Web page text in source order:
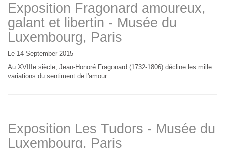
Exposition Fragonard amoureux,
galant et libertin - Musée du
Luxembourg, Paris
Le 14 September 2015
Au XVIIIe siècle, Jean-Honoré Fragonard (1732-1806) décline les mille
variations du sentiment de l'amour...
Exposition Les Tudors - Musée du
Luxembourg, Paris